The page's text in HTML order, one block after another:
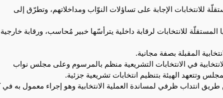
للانتخابات الإجابة على تساؤلات النوّاب ومداخلاتهم، وتطرّق إلى
المستقلّة للانتخابات لرقابة داخلية يترأسّها خبير مُحاسب، ورقابة خارجية
المقبلة بصفة مجانية.
في الانتخابات التشريعية منظم بالمرسوم وعلى مجلس نواب
وتتعهد الهيئة بتنظيم انتخابات تشريعية جزئية.
انتداب ظرفي لمساندة العملية الانتخابية وهو إجراء معمول به